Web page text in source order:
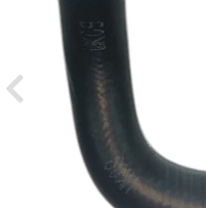
Previous